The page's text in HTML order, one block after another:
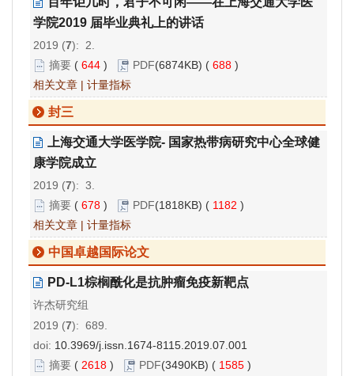
学院2019 届毕业典礼上的讲话
2019 (7): 2.
摘要 ( 644 ) PDF(6874KB) ( 688 )
相关文章 | 计量指标
封三
上海交通大学医学院- 国家热带病研究中心全球健
康学院成立
2019 (7): 3.
摘要 ( 678 ) PDF(1818KB) ( 1182 )
相关文章 | 计量指标
中国卓越国际论文
PD-L1棕榈酰化是抗肿瘤免疫新靶点
许杰研究组
2019 (7): 689.
doi: 10.3969/j.issn.1674-8115.2019.07.001
摘要 ( 2618 ) PDF(3490KB) ( 1585 )